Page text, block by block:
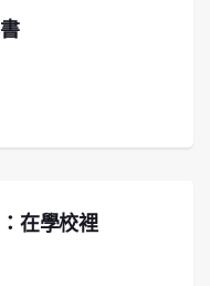
在學校裡